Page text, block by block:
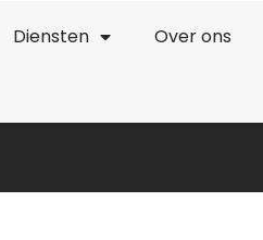
Diensten
Over ons